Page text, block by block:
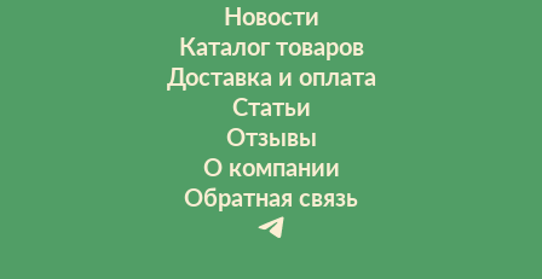
Новости
Каталог товаров
Доставка и оплата
Статьи
Отзывы
О компании
Обратная связь